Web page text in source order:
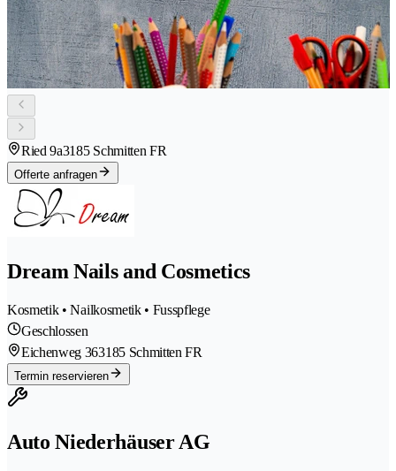
Ried 9a3185 Schmitten FR
Offerte anfragen
Dream Nails and Cosmetics
Kosmetik • Nailkosmetik • Fusspflege
Geschlossen
Eichenweg 363185 Schmitten FR
Termin reservieren
Auto Niederhäuser AG